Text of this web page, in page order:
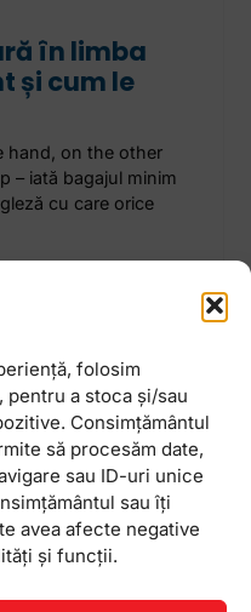
folosim
a stoca și/sau
Consimțământul
să procesăm date,
sau ID-uri unice
sau îți
avea afecte negative
și funcții.
în limba
și cum le
hand, on the other
– iată bagajul minim
cu care orice